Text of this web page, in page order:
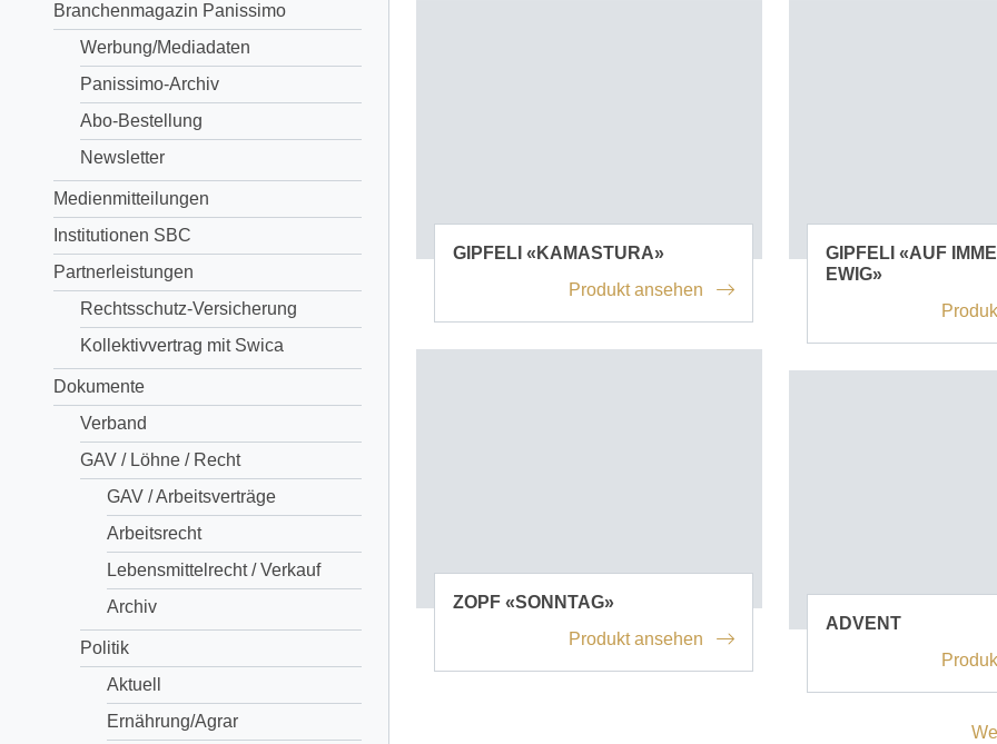
Branchenmagazin Panissimo
Werbung/Mediadaten
Panissimo-Archiv
Abo-Bestellung
Newsletter
Medienmitteilungen
Institutionen SBC
Partnerleistungen
Rechtsschutz-Versicherung
Kollektivvertrag mit Swica
Dokumente
Verband
GAV / Löhne / Recht
GAV / Arbeitsverträge
Arbeitsrecht
Lebensmittelrecht / Verkauf
Archiv
Politik
Aktuell
Ernährung/Agrar
GIPFELI «KAMASTURA»
Produkt ansehen
GIPFELI «AUF
EWIG»
ZOPF «SONNTAG»
Produkt ansehen
ADVENT